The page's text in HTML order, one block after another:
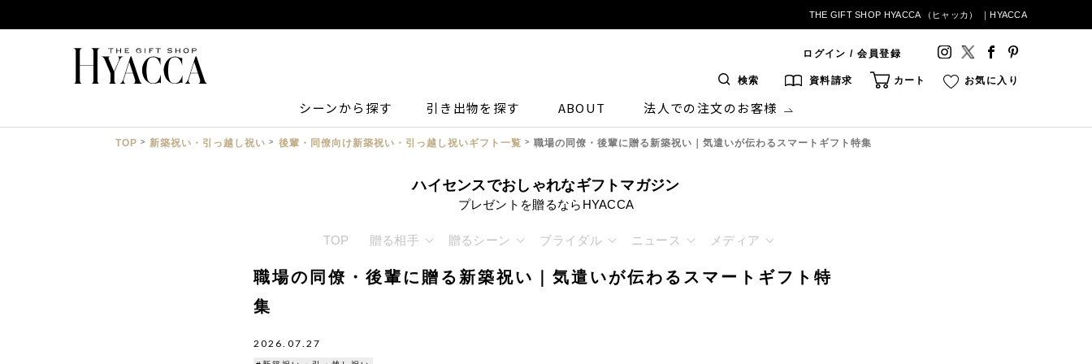
THE GIFT SHOP HYACCA （ヒャッカ） ｜HYACCA
ログイン / 会員登録
検索 資料請求 カート お気に入り
シーンから探す 引き出物を探す ABOUT 法人での注文のお客様
TOP 新築祝い・引っ越し祝い 後輩・同僚向け新築祝い・引っ越し祝いギフト一覧 職場の同僚・後輩に贈る新築祝い｜気遣いが伝わるスマートギフト特集
ハイセンスでおしゃれなギフトマガジン
プレゼントを贈るならHYACCA
TOP 贈る相手 贈るシーン ブライダル ニュース メディア
職場の同僚・後輩に贈る新築祝い｜気遣いが伝わるスマートギフト特
集
2026.07.27